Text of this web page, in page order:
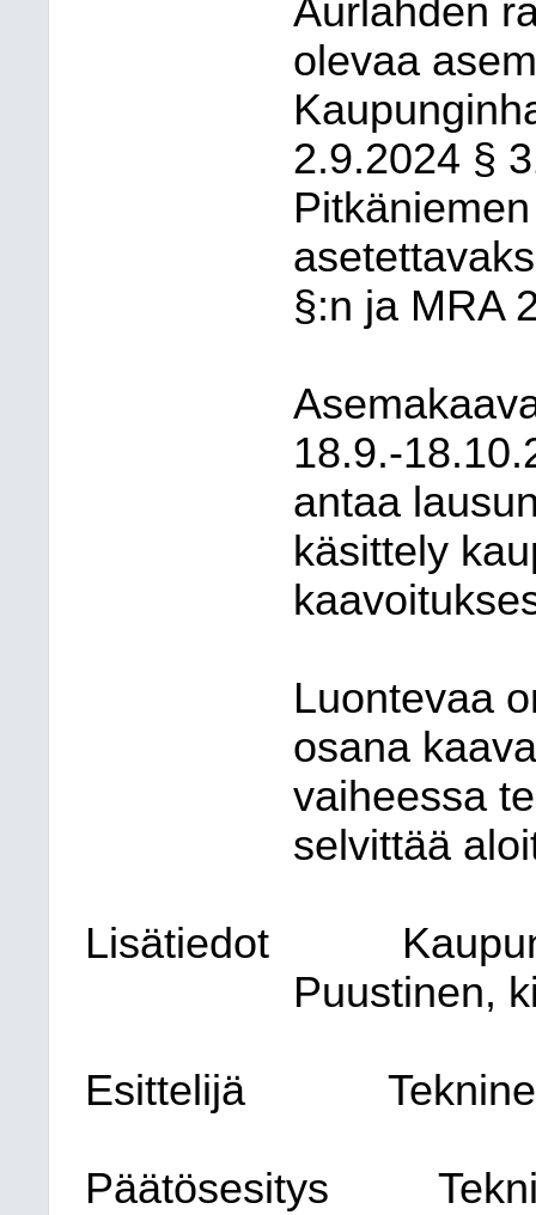
Aurlahden
olevaa
2.9.2024 §
§:n ja MRA
18.9.-
antaa
käsittely
Luontevaa
osana
vaiheessa
selvittää
Lisätiedot
Puustinen,
Esittelijä
Päätösesitys